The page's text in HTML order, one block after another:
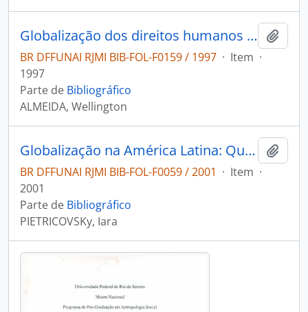
Globalização dos direitos humanos Subsídio Inesc
BR DFFUNAI RJMI BIB-FOL-F0159 / 1997 · Item ·
1997
Parte de Bibliográfico
ALMEIDA, Wellington
Globalização na América Latina: Que globalização?.
BR DFFUNAI RJMI BIB-FOL-F0059 / 2001 · Item ·
2001
Parte de Bibliográfico
PIETRICOVSKy, Iara